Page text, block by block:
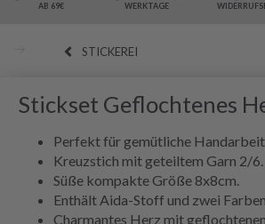
AB 69€
WERKTAGE
STICKEREI
Stickset Geflochtenes
Perfekt für gemütliche Handarbeit.
Kreuzstich mit geteiltem Garn 2/6.
Süße kompakte Größe 8x8cm.
Enthält Aida-Stoff und zwei Farben.
Charmantes Herz mit